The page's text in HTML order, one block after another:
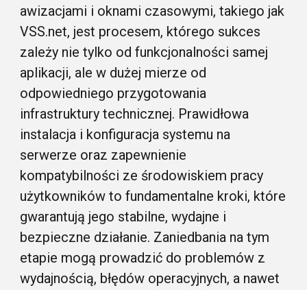
awizacjami i oknami czasowymi, takiego jak
VSS.net, jest procesem, którego sukces
zależy nie tylko od funkcjonalności samej
aplikacji, ale w dużej mierze od
odpowiedniego przygotowania
infrastruktury technicznej. Prawidłowa
instalacja i konfiguracja systemu na
serwerze oraz zapewnienie
kompatybilności ze środowiskiem pracy
użytkowników to fundamentalne kroki, które
gwarantują jego stabilne, wydajne i
bezpieczne działanie. Zaniedbania na tym
etapie mogą prowadzić do problemów z
wydajnością, błędów operacyjnych, a nawet